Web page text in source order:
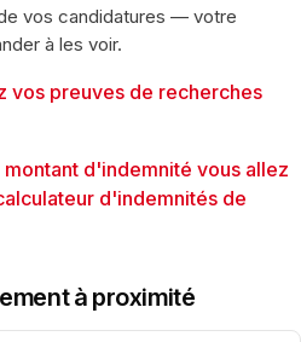
vos candidatures — votre
à les voir.
vos preuves de recherches
d'indemnité vous allez
d'indemnités de
à proximité